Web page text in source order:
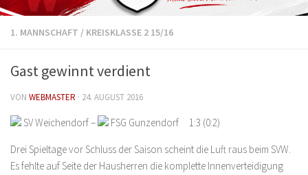
1. MANNSCHAFT / KREISKLASSE 2 15/16
Gast gewinnt verdient
VON WEBMASTER · 24. AUGUST 2016
SV Weichendorf – FSG Gunzendorf 1:3 (0:2)
Drei Spieltage vor Schluss der Saison scheint die Luft raus beim SVW.
Es fehlte auf Seite der Hausherren die komplette Innenverteidigung